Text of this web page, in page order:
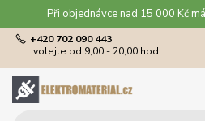
Při objednávce nad 15 000 Kč
+420 702 090 443
volejte od 9,00 - 20,00 hod